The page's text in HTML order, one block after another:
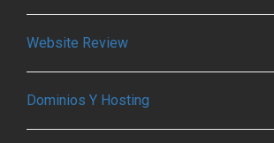
Website Review
Dominios Y Hosting